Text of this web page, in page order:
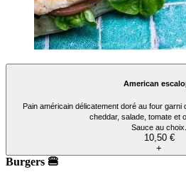
American
Pain américain délicatement doré au four garni
cheddar, salade, tomate et
Sauce au choix.
10,50 €
+
Burgers 🍔